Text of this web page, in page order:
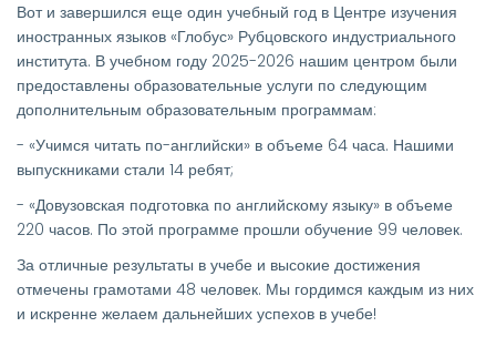
Вот и завершился еще один учебный год в Центре изучения
иностранных языков «Глобус» Рубцовского индустриального
института. В учебном году 2025-2026 нашим центром были
предоставлены образовательные услуги по следующим
дополнительным образовательным программам:
- «Учимся читать по-английски» в объеме 64 часа. Нашими
выпускниками стали 14 ребят;
- «Довузовская подготовка по английскому языку» в объеме
220 часов. По этой программе прошли обучение 99 человек.
За отличные результаты в учебе и высокие достижения
отмечены грамотами 48 человек. Мы гордимся каждым из них
и искренне желаем дальнейших успехов в учебе!